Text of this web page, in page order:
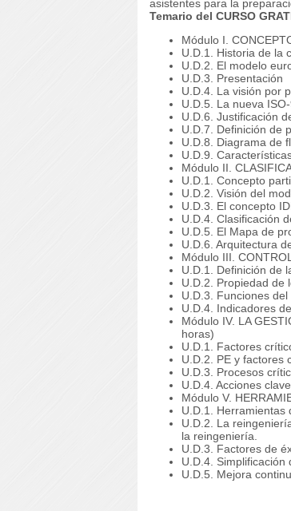
asistentes para la
Temario del CURSO
Módulo I.
U.D.1. Historia de la
U.D.2. El modelo
U.D.3. Presentación
U.D.4. La visión por
U.D.5. La nueva
U.D.6. Justificación
U.D.7. Definición de
U.D.8. Diagrama de
U.D.9.
Módulo II.
U.D.1. Concepto
U.D.2. Visión del
U.D.3. El concepto
U.D.4. Clasificación
U.D.5. El Mapa de
U.D.6. Arquitectura
Módulo III.
U.D.1. Definición de
U.D.2. Propiedad de
U.D.3. Funciones
U.D.4. Indicadores
Módulo IV. LA
horas)
U.D.1. Factores
U.D.2. PE y factores
U.D.3. Procesos
U.D.4. Acciones clave
Módulo V.
U.D.1. Herramientas
U.D.2. La
la reingeniería.
U.D.3. Factores de
U.D.4. Simplificación
U.D.5. Mejora